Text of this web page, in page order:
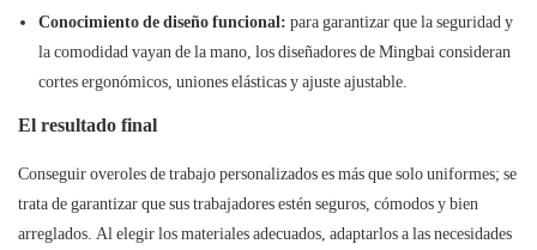
Conocimiento de diseño funcional: para garantizar que la seguridad y
la comodidad vayan de la mano, los diseñadores de Mingbai consideran
cortes ergonómicos, uniones elásticas y ajuste ajustable.
El resultado final
Conseguir overoles de trabajo personalizados es más que solo uniformes; se
trata de garantizar que sus trabajadores estén seguros, cómodos y bien
arreglados. Al elegir los materiales adecuados, adaptarlos a las necesidades